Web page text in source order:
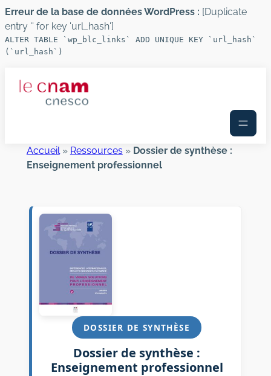
Erreur de la base de données WordPress : [Duplicate
entry '' for key 'url_hash']
ALTER TABLE `wp_blc_links` ADD UNIQUE KEY `url_hash`
(`url_hash`)
Accueil» Ressources» Dossier de synthèse :
Enseignement professionnel
DOSSIER DE SYNTHÈSE
Dossier de synthèse :
Enseignement professionnel